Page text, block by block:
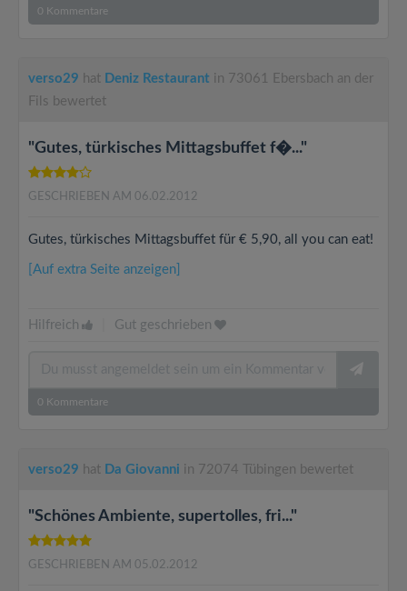
0 Kommentare
verso29 hat Deniz Restaurant in 73061 Ebersbach an der
Fils bewertet
"Gutes, türkisches Mittagsbuffet f�..."
GESCHRIEBEN AM 06.02.2012
Gutes, türkisches Mittagsbuffet für € 5,90, all you can eat!
[Auf extra Seite anzeigen]
Hilfreich Gut geschrieben
0 Kommentare
verso29 hat Da Giovanni in 72074 Tübingen bewertet
"Schönes Ambiente, supertolles, fri..."
GESCHRIEBEN AM 05.02.2012